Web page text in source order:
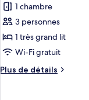
la
mer
sur
la
mer
pour
ce
type
de
chambre :
Superior
1 chambre
3 personnes
1 très grand lit
Wi-Fi gratuit
Plus de détails
Plus